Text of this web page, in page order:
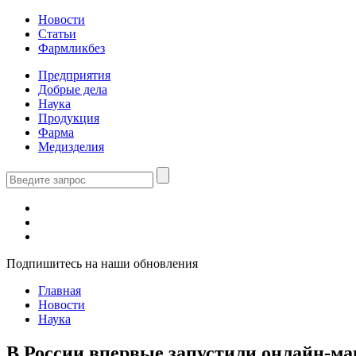
Новости
Статьи
Фармликбез
Предприятия
Добрые дела
Наука
Продукция
Фарма
Медизделия
Подпишитесь на наши обновления
Главная
Новости
Наука